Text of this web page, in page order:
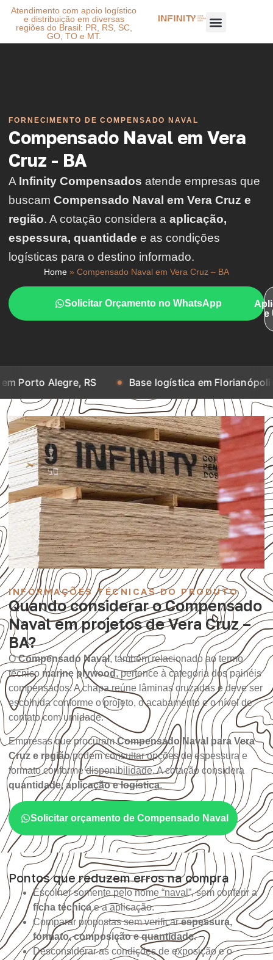
Atendimento com apoio logístico
e distribuição em diversas
regiões do Brasil: PR, RS, SC,
GO, TO e MT.
FORNECIMENTO DE COMPENSADO NAVAL
Compensado Naval em Vera
Cruz - BA
A Infinity Compensados atende empresas que
buscam Compensado Naval em Vera Cruz e
região. A cotação considera a aplicação,
espessura, quantidade e as condições
logísticas para o destino informado.
Home » Compensado Naval em Vera Cruz – BA
Solicitar Orçamento no WhatsApp
e
RS Base logística em Florianópolis, SC
INFORMAÇÕES TÉCNICAS DO PRODUTO
Quando considerar o Compensado
Naval em projetos de Vera Cruz –
BA?
OCompensado Naval, também relacionado ao termo
técnico marine plywood, pertence à categoria dos painéis
compensados. A chapa reúne lâminas cruzadas e deve ser
escolhida conforme o projeto, o acabamento e o nível de
contato com umidade.
Empresas que procuramCompensado Naval para Vera
Cruz e regiãopodem consultar opções de espessura e
formato conforme disponibilidade. A cotação considera
quantidade, aplicação e logística.
Solicitar orçamento de Compensado Naval
Pontos que reduzem erros na compra
Escolher somente pelo nome “naval”, sem conferir a
ficha técnicae a aplicação.
Comparar propostas sem verificarespessura,
formato, composição e quantidade.
Desconsiderar as condições de exposição e o